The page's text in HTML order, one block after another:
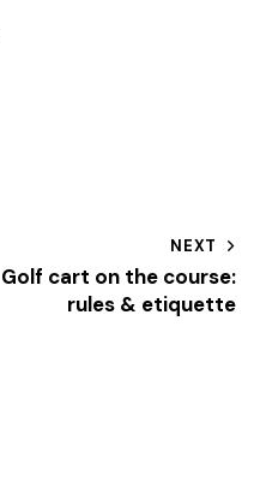
NEXT
Golf cart on the course:
rules & etiquette